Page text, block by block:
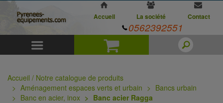
Panier
Accueil La société Contact
0562392551
Accueil / Notre catalogue de produits
Aménagement espaces verts et urbain
Bancs urbain
Banc en acier, inox
Banc acier Ragga